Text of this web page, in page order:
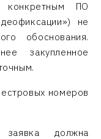
конкретным ПО
не
обоснования.
закупленное
номеров
должна